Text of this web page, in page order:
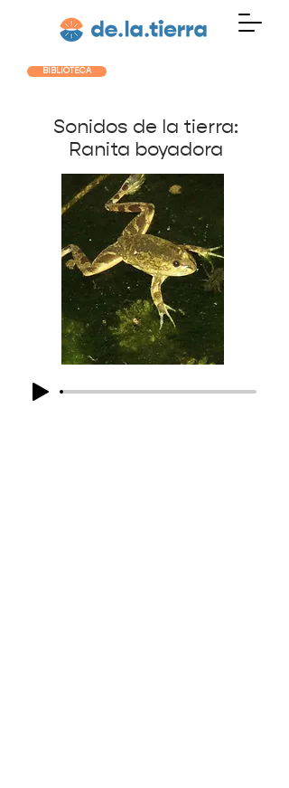
BIBLIOTECA
Sonidos de la tierra:
Ranita boyadora